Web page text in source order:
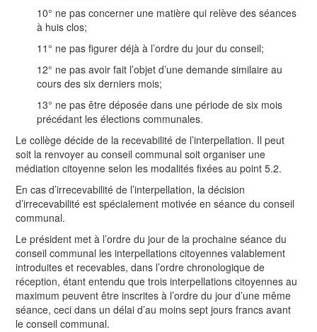
10° ne pas concerner une matière qui relève des séances
à huis clos;
11° ne pas figurer déjà à l’ordre du jour du conseil;
12° ne pas avoir fait l’objet d’une demande similaire au
cours des six derniers mois;
13° ne pas être déposée dans une période de six mois
précédant les élections communales.
Le collège décide de la recevabilité de l’interpellation. Il peut
soit la renvoyer au conseil communal soit organiser une
médiation citoyenne selon les modalités fixées au point 5.2.
En cas d’irrecevabilité de l’interpellation, la décision
d’irrecevabilité est spécialement motivée en séance du conseil
communal.
Le président met à l’ordre du jour de la prochaine séance du
conseil communal les interpellations citoyennes valablement
introduites et recevables, dans l’ordre chronologique de
réception, étant entendu que trois interpellations citoyennes au
maximum peuvent être inscrites à l’ordre du jour d’une même
séance, ceci dans un délai d’au moins sept jours francs avant
le conseil communal.